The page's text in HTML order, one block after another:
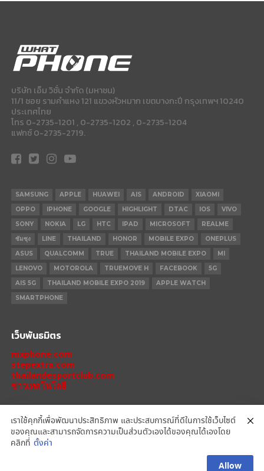
บริษัท เอ็ม วิชั่น จำกัด (มหาชน)
11/1 ซอย รามคำแหง 121 แขวงหัวหมาก เขตบางกะปี กรุงเทพฯ 10240
ประเทศไทย
โทร 0-2735-1201 , 0-2735-1202 , 0-2735-1204
แฟกซ์ 0-2735-2719.
SAMSUNG APPLE HUAWEI AIS ANDROID
XIAOMI
OPPO
IPHONE GOOGLE HIGHLIGHT DTAC IOS
VIVO
SONY
NOKIA LG HTC IPAD MICROSOFT
REALME
ซัมซุง
LINE THAILAND HONOR MOBILE EXPO
ONEPLUS
ASUS
QUALCOMM TRUE THAILAND MOBILE EXPO
MI
LENOVO
MOTOROLA TRUEMOVE H FACEBOOK
5G
AIS 5G
THAILAND MOBILE EXPO 2019
APPLE WATCH
SMARTPHONE
เว็บพันธมิตร
mxphone.com
stepextra.com
thailandesportclub.com
ข่าวเทคโนโลยี
IPHONE 14 PRO
REDMI
เราใช้คุกกี้เพื่อพัฒนาประสิทธิภาพ และประสบการณ์ที่ดีในการใช้เว็บไซต์
ของคุณและสามารถจัดการความเป็นส่วนตัวเองได้ของคุณได้เองโดย
คลิกที่ ตั้งค่า
Allow